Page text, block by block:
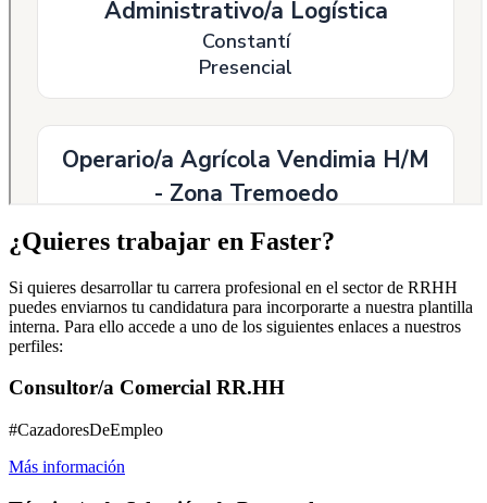
¿Quieres trabajar en Faster?
Si quieres desarrollar tu carrera profesional en el sector de RRHH
puedes enviarnos tu candidatura para incorporarte a nuestra plantilla
interna. Para ello accede a uno de los siguientes enlaces a nuestros
perfiles:
Consultor/a Comercial RR.HH
#CazadoresDeEmpleo
Más información